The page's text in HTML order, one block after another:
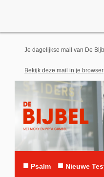
Je dagelijkse mail van De
Bekijk deze mail in je browser
■ Psalm ■ Nieuwe